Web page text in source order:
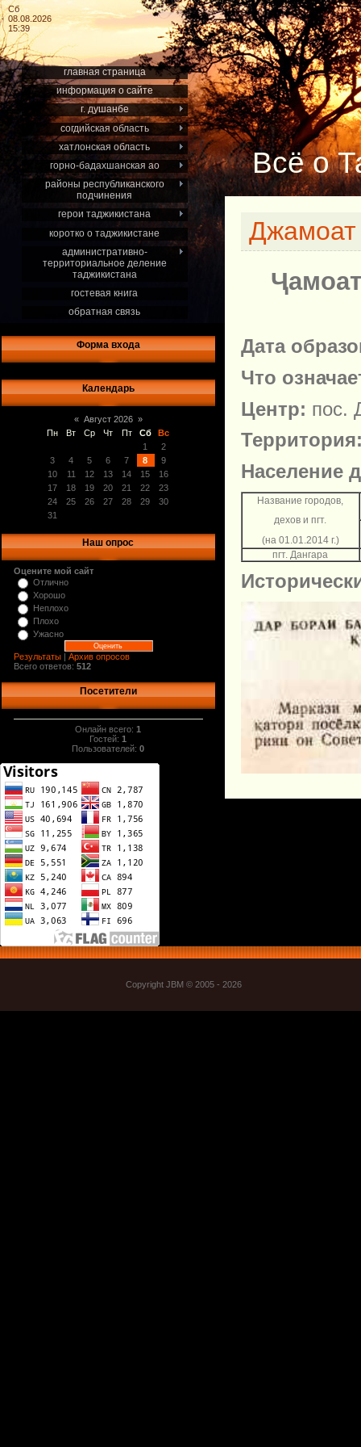
Сб
08.08.2026
15:39
главная страница
информация о сайте
г. душанбе
согдийская область
хатлонская область
горно-бадахшанская ао
районы республиканского
подчинения
герои таджикистана
коротко о таджикистане
административно-
территориальное деление
таджикистана
гостевая книга
обратная связь
Форма входа
Календарь
« Август 2026 »
Пн
Вт Ср Чт Пт Сб
Вс
1
2
3
4 5 6 7 8
9
10
11 12 13 14 15
16
17
18 19 20 21 22
23
24
25 26 27 28 29
30
31
Наш опрос
Оцените мой сайт
Отлично
Хорошо
Неплохо
Плохо
Ужасно
Результаты | Архив опросов
Всего ответов: 512
Посетители
Онлайн всего:1
Гостей:1
Пользователей:0
Всё о
Джамоат
Дата
Что
Центр: пос.
Население
Название городов,
дехов и пгт.
(на 01.01.2014 г.)
пгт. Дангара
Copyright JBM © 2005 - 2026